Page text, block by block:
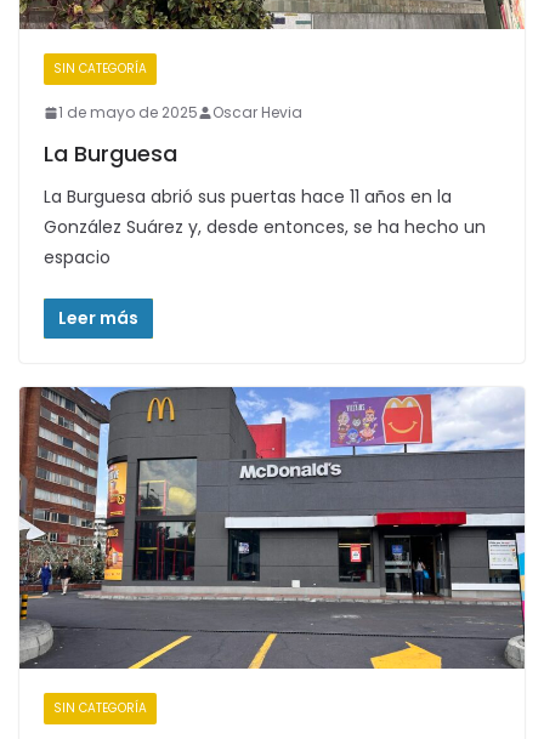
SIN CATEGORÍA
1 de mayo de 2025 Oscar Hevia
La Burguesa
La Burguesa abrió sus puertas hace 11 años en la
González Suárez y, desde entonces, se ha hecho un
espacio
Leer más
SIN CATEGORÍA